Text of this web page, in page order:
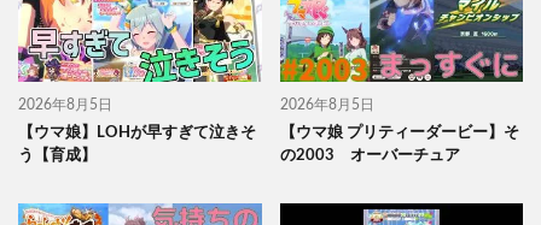
2026年8月5日
【ウマ娘】LOHが早すぎて泣きそ
う【育成】
2026年8月5日
【ウマ娘 プリティーダービー】そ
の2003 オーバーチュア